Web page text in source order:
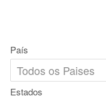
País
Estados